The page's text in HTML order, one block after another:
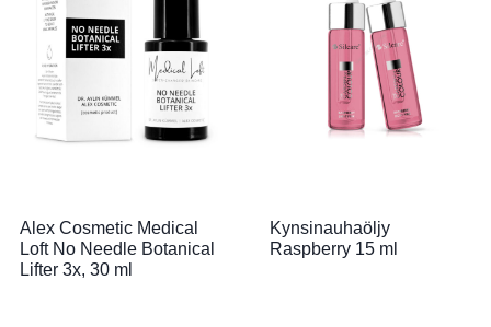
Alex Cosmetic Medical
Loft No Needle Botanical
Lifter 3x, 30 ml
Kynsinauhaöljy
Raspberry 15 ml